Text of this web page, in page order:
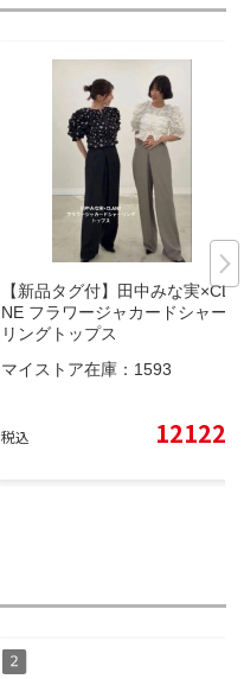
【新品タグ付】田中みな実×CLA
NE フラワージャカードシャー
リングトップス
マイストア在庫： 1593
税込 12122